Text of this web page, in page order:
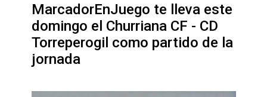
MarcadorEnJuego te lleva este
domingo el Churriana CF - CD
Torreperogil como partido de la
jornada